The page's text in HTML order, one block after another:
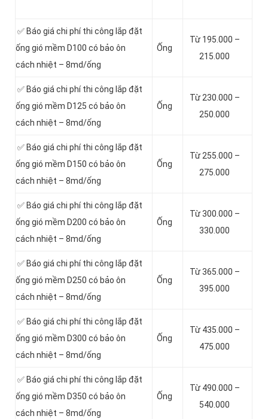
✅ Báo giá chi phí thi công lắp đặt
ống gió mềm D100 có bảo ôn
cách nhiệt – 8md/ống
Ống
Từ 195.000 –
215.000
✅ Báo giá chi phí thi công lắp đặt
ống gió mềm D125 có bảo ôn
cách nhiệt – 8md/ống
Ống
Từ 230.000 –
250.000
✅ Báo giá chi phí thi công lắp đặt
ống gió mềm D150 có bảo ôn
cách nhiệt – 8md/ống
Ống
Từ 255.000 –
275.000
✅ Báo giá chi phí thi công lắp đặt
ống gió mềm D200 có bảo ôn
cách nhiệt – 8md/ống
Ống
Từ 300.000 –
330.000
✅ Báo giá chi phí thi công lắp đặt
ống gió mềm D250 có bảo ôn
cách nhiệt – 8md/ống
Ống
Từ 365.000 –
395.000
✅ Báo giá chi phí thi công lắp đặt
ống gió mềm D300 có bảo ôn
cách nhiệt – 8md/ống
Ống
Từ 435.000 –
475.000
✅ Báo giá chi phí thi công lắp đặt
ống gió mềm D350 có bảo ôn
cách nhiệt – 8md/ống
Ống
Từ 490.000 –
540.000